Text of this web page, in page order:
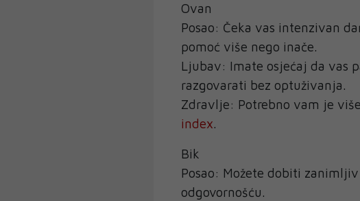
Ovan
Posao: Čeka vas intenzivan
pomoć više nego inače.
Ljubav: Imate osjećaj da vas
razgovarati bez optuživanja.
Zdravlje: Potrebno vam je
index.
Bik
Posao: Možete dobiti
odgovornošću.